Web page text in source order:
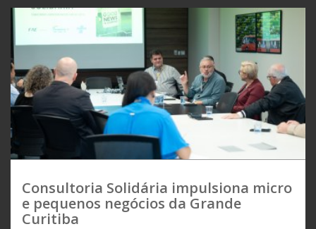
Consultoria Solidária impulsiona micro
e pequenos negócios da Grande
Curitiba